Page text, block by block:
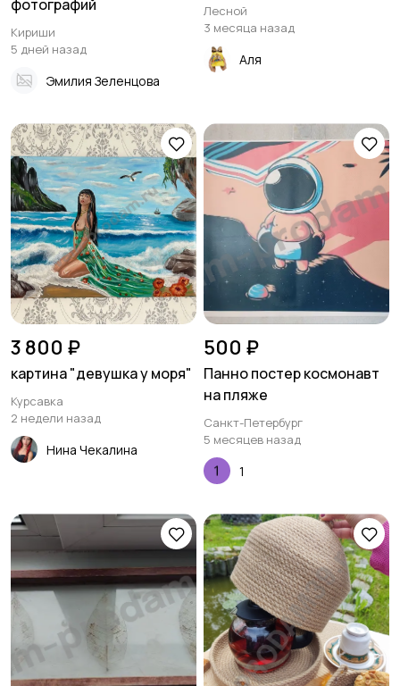
фотографий
Кириши
5 дней назад
Эмилия Зеленцова
Лесной
3 месяца назад
Аля
3 800 ₽
картина "девушка у моря"
Курсавка
2 недели назад
Нина Чекалина
500 ₽
Панно постер космонавт
на пляже
Санкт-Петербург
5 месяцев назад
1